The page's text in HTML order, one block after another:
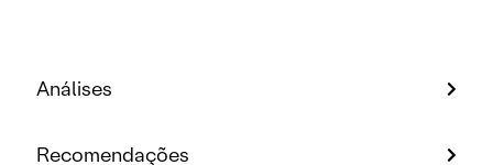
Análises
Recomendações